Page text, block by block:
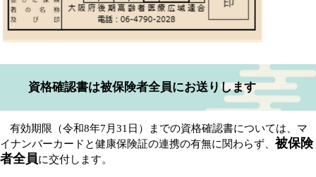
資格確認書は被保険者全員にお送りします
有効期限（令和8年7月31日）までの資格確認書については、マ
イナンバーカードと健康保険証の連携の有無に関わらず、被保険
者全員に交付します。